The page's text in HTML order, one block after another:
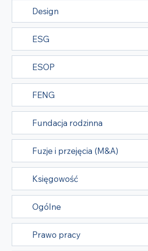
Design
ESG
ESOP
FENG
Fundacja rodzinna
Fuzje i przejęcia (M&A)
Księgowość
Ogólne
Prawo pracy